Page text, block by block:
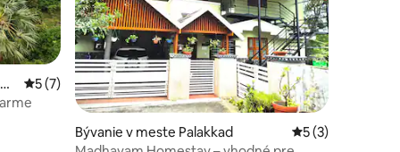
18
Priemerné ohodnotenie 5 z 5, počet hodnotení: 7
5 (7)
Bývanie v meste Palakkad
Priemerné
5 (3)